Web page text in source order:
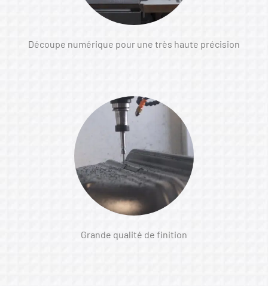
Découpe numérique pour une très haute précision
Grande qualité de finition